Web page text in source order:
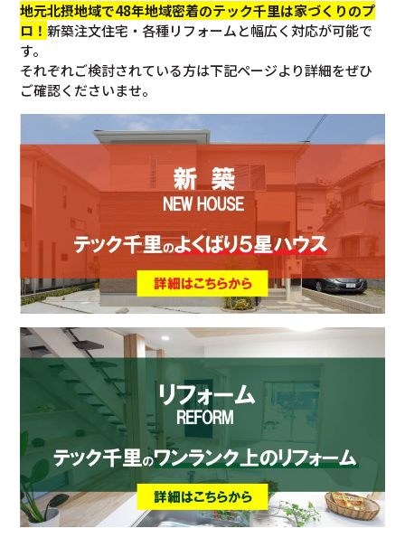
地元北摂地域で48年地域密着のテック千里は家づくりのプ
ロ！新築注文住宅・各種リフォームと幅広く対応が可能で
す。
それぞれご検討されている方は下記ページより詳細をぜひ
ご確認くださいませ。